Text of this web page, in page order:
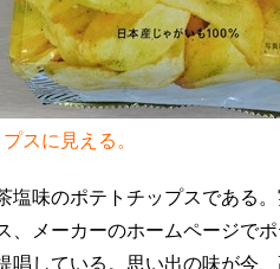
スに見える。
塩味のポテトチップスである
、メーカーのホームページで
唱している。思い出の味が今